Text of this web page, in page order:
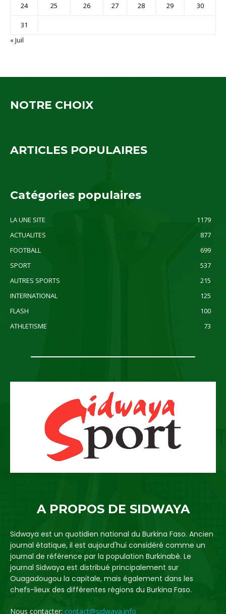
24 25 26 27 28 29 30
31
« Juil
NOTRE CHOIX
ARTICLES POPULAIRES
Catégories populaires
LA UNE SITE
1179
ACTUALITES
877
FOOTBALL
699
SPORT
537
AUTRES SPORTS
215
INTERNATIONAL
125
FLASH
100
ATHLETISME
73
A PROPOS DE SIDWAYA
Sidwaya est un quotidien national du Burkina Faso. Ancien
journal étatique, il est aujourd'hui considéré comme un
journal de référence par la population Burkinabè. Le
journal Sidwaya est distribué principalement sur
Ouagadougou la capitale, mais également dans les
chefs-lieux des différentes régions du Burkina Faso.
Nous contacter: contact@sidwaya.info